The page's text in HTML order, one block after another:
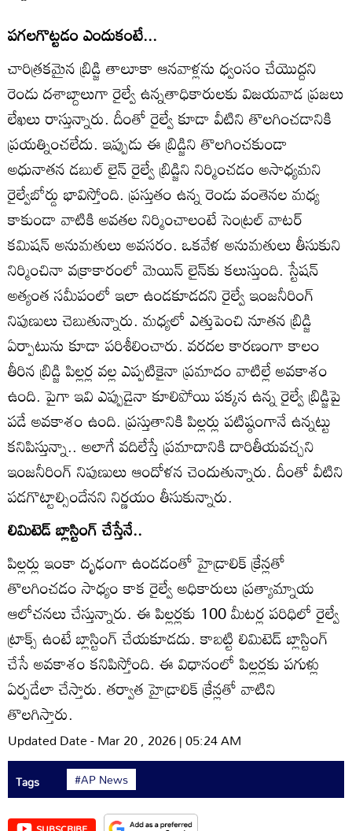
పగలగొట్టడం ఎందుకంటే...
చారిత్రకమైన బ్రిడ్జి తాలూకా ఆనవాళ్లను ధ్వంసం చేయొద్దని
రెండు దశాబ్దాలుగా రైల్వే ఉన్నతాధికారులకు విజయవాడ ప్రజలు
లేఖలు రాస్తున్నారు. దీంతో రైల్వే కూడా వీటిని తొలగించడానికి
ప్రయత్నించలేదు. ఇప్పుడు ఈ బ్రిడ్జిని తొలగించకుండా
అధునాతన డబుల్‌ లైన్‌ రైల్వే బ్రిడ్జిని నిర్మించడం అసాధ్యమని
రైల్వేబోర్డు భావిస్తోంది. ప్రస్తుతం ఉన్న రెండు వంతెనల మధ్య
కాకుండా వాటికి అవతల నిర్మించాలంటే సెంట్రల్‌ వాటర్‌
కమిషన్‌ అనుమతులు అవసరం. ఒకవేళ అనుమతులు తీసుకుని
నిర్మించినా వక్రాకారంలో మెయిన్‌ లైన్‌కు కలుస్తుంది. స్టేషన్‌
అత్యంత సమీపంలో ఇలా ఉండకూడదని రైల్వే ఇంజనీరింగ్‌
నిపుణులు చెబుతున్నారు. మధ్యలో ఎత్తుపెంచి నూతన బ్రిడ్జి
ఏర్పాటును కూడా పరిశీలించారు. వరదల కారణంగా కాలం
తీరిన బ్రిడ్జి పిల్లర్ల వల్ల ఎప్పటికైనా ప్రమాదం వాటిల్లే అవకాశం
ఉంది. పైగా ఇవి ఎప్పుడైనా కూలిపోయి పక్కన ఉన్న రైల్వే బ్రిడ్జిపై
పడే అవకాశం ఉంది. ప్రస్తుతానికి పిల్లర్లు పటిష్ఠంగానే ఉన్నట్టు
కనిపిస్తున్నా.. అలాగే వదిలేస్తే ప్రమాదానికి దారితీయవచ్చని
ఇంజనీరింగ్‌ నిపుణులు ఆందోళన చెందుతున్నారు. దీంతో వీటిని
పడగొట్టాల్సిందేనని నిర్ణయం తీసుకున్నారు.
లిమిటెడ్‌ బ్లాస్టింగ్‌ చేస్తేనే..
పిల్లర్లు ఇంకా దృఢంగా ఉండడంతో హైడ్రాలిక్‌ క్రేన్లతో
తొలగించడం సాధ్యం కాక రైల్వే అధికారులు ప్రత్యామ్నాయ
ఆలోచనలు చేస్తున్నారు. ఈ పిల్లర్లకు 100 మీటర్ల పరిధిలో రైల్వే
ట్రాక్స్‌ ఉంటే బ్లాస్టింగ్‌ చేయకూడదు. కాబట్టి లిమిటెడ్‌ బ్లాస్టింగ్‌
చేసే అవకాశం కనిపిస్తోంది. ఈ విధానంలో పిల్లర్లకు పగుళ్లు
ఏర్పడేలా చేస్తారు. తర్వాత హైడ్రాలిక్‌ క్రేన్లతో వాటిని
తొలగిస్తారు.
Updated Date - Mar 20 , 2026 | 05:24 AM
Tags #AP News